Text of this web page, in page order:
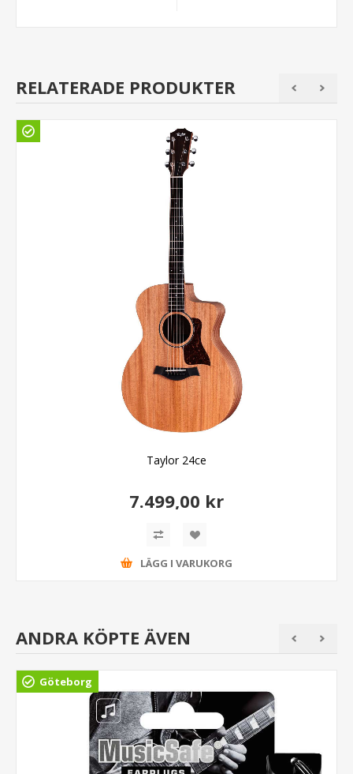
RELATERADE PRODUKTER
Taylor 24ce
7.499,00 kr
LÄGG I VARUKORG
ANDRA KÖPTE ÄVEN
Göteborg